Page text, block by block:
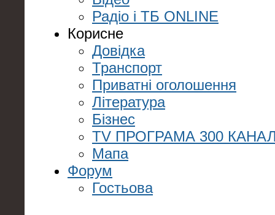
Радіо і ТБ ONLINE
Корисне
Довідка
Транспорт
Приватні оголошення
Література
Бізнес
TV ПРОГРАМА 300
Мапа
Форум
Гостьова